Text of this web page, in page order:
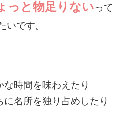
っと物足りないって
いです。
な時間を味わえたり
に名所を独り占めしたり